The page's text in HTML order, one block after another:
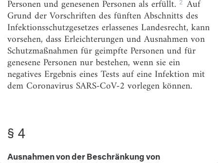
§ 6
Ausnahmen von Absonderungspflichten
Abschnitt 2
Erleichterungen und Ausnahmen von auf Grund der
Vorschriften im fünften Abschnitt des
Infektionsschutzgesetzes erlassenen landesrechtlichen
Geboten und Verboten
§ 7
Ermächtigung der Landesregierungen zu
Personen und genesenen Personen als erfüllt. Auf
Grund der Vorschriften des fünften Abschnitts des
Infektionsschutzgesetzes erlassenes Landesrecht, kann
vorsehen, dass Erleichterungen und Ausnahmen von
Schutzmaßnahmen für geimpfte Personen und für
genesene Personen nur bestehen, wenn sie ein
negatives Ergebnis eines Tests auf eine Infektion mit
dem Coronavirus SARS-CoV-2 vorlegen können.
§ 4
Ausnahmen von der Beschränkung von